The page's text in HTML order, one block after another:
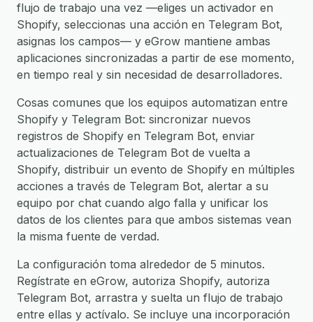
flujo de trabajo una vez —eliges un activador en
Shopify, seleccionas una acción en Telegram Bot,
asignas los campos— y eGrow mantiene ambas
aplicaciones sincronizadas a partir de ese momento,
en tiempo real y sin necesidad de desarrolladores.
Cosas comunes que los equipos automatizan entre
Shopify y Telegram Bot: sincronizar nuevos
registros de Shopify en Telegram Bot, enviar
actualizaciones de Telegram Bot de vuelta a
Shopify, distribuir un evento de Shopify en múltiples
acciones a través de Telegram Bot, alertar a su
equipo por chat cuando algo falla y unificar los
datos de los clientes para que ambos sistemas vean
la misma fuente de verdad.
La configuración toma alrededor de 5 minutos.
Regístrate en eGrow, autoriza Shopify, autoriza
Telegram Bot, arrastra y suelta un flujo de trabajo
entre ellas y actívalo. Se incluye una incorporación